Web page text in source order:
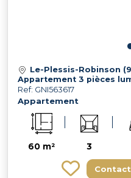
Le-Plessis-Robinson
Appartement 3 pièces
Ref: GNI563617
Appartement
60 m² 3